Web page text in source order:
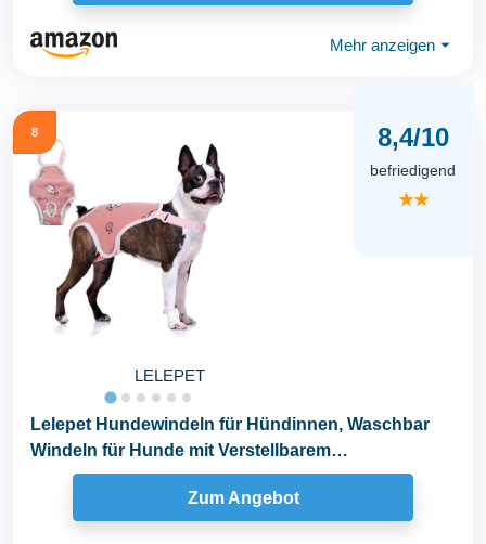
Mehr anzeigen ⏷
8
LELEPET
8,4/10
befriedigend
★★
Lelepet Hundewindeln für Hündinnen, Waschbar
Windeln für Hunde mit Verstellbarem
Strumpfhalter...
Zum Angebot